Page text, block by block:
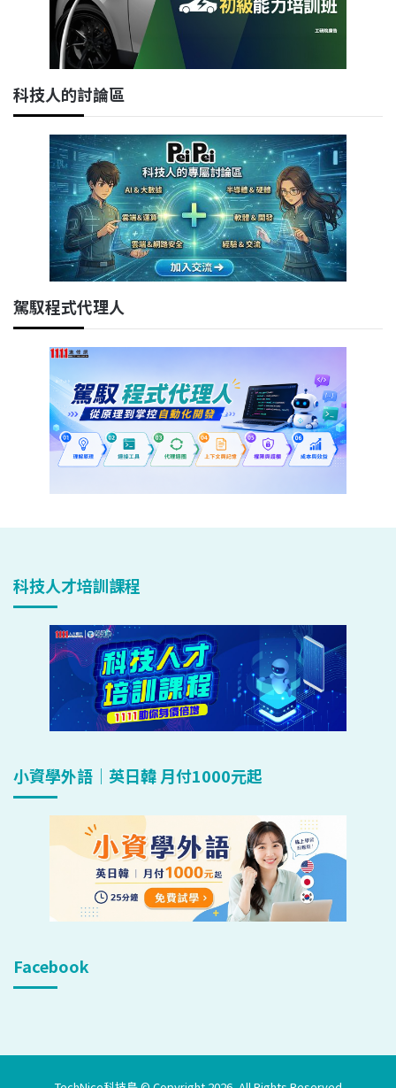
科技人的討論區
駕馭程式代理人
科技人才培訓課程
小資學外語｜英日韓 月付1000元起
Facebook